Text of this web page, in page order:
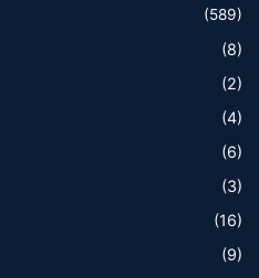
(589)
(8)
(2)
(4)
(6)
(3)
(16)
(9)